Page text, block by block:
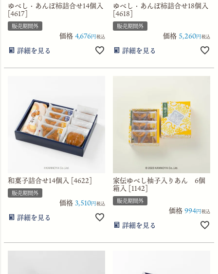
ゆべし・あんぽ柿詰合せ14個入
[4617]
販売期間外
価格4,676 税込
詳細を見る
ゆべし・あんぽ柿詰合せ18個入
[4618]
販売期間外
価格 5,260 税込
詳細を見る
和菓子詰合せ14個入 [4622]
販売期間外
価格3,510 税込
詳細を見る
家伝ゆべし柚子入りあん 6個
箱入 [1142]
販売期間外
価格994 税込
詳細を見る